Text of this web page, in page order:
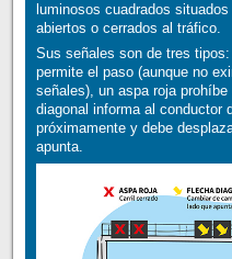
luminosos cuadrados
abiertos o cerrados al tráfico.
Sus señales son de tres
permite el paso (aunque no
señales), un aspa roja
diagonal informa al conductor
próximamente y debe
apunta.